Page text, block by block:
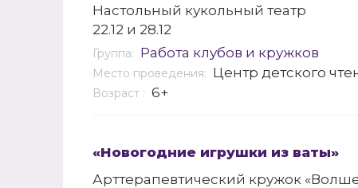
Настольный кукольный театр
22.12 и 28.12
Группа: Работа клубов и кружков
Место проведения: Центр детского
Возраст : 6+
«Новогодние игрушки из ваты»
Арттерапевтический кружок